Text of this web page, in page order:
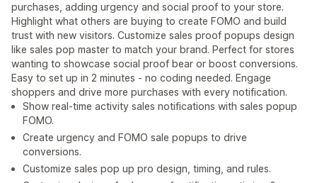
purchases, adding urgency and social proof to your store.
Highlight what others are buying to create FOMO and build
trust with new visitors. Customize sales proof popups design
like sales pop master to match your brand. Perfect for stores
wanting to showcase social proof bear or boost conversions.
Easy to set up in 2 minutes - no coding needed. Engage
shoppers and drive more purchases with every notification.
Show real-time activity sales notifications with sales popup
FOMO.
Create urgency and FOMO sale popups to drive
conversions.
Customize sales pop up pro design, timing, and rules.